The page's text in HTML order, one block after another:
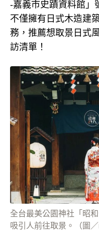
-嘉義市史蹟資料館」
不僅擁有日式木造建
務，推薦想取景日式
訪清單！
全台最美公園神社「昭
吸引人前往取景。（圖／